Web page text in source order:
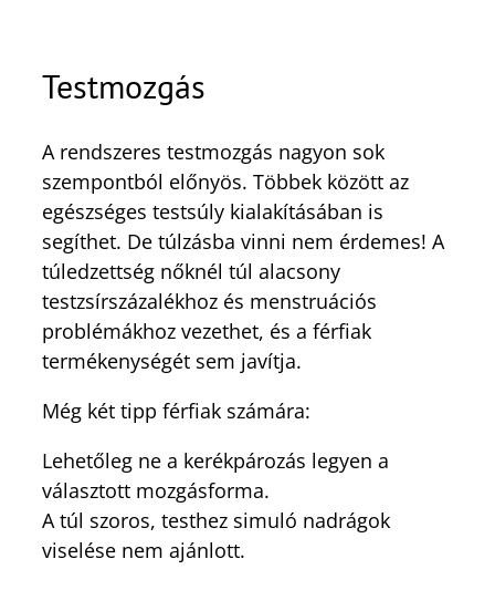
Testmozgás
A rendszeres testmozgás nagyon sok
szempontból előnyös. Többek között az
egészséges testsúly kialakításában is
segíthet. De túlzásba vinni nem érdemes! A
túledzettség nőknél túl alacsony
testzsírszázalékhoz és menstruációs
problémákhoz vezethet, és a férfiak
termékenységét sem javítja.
Még két tipp férfiak számára:
Lehetőleg ne a kerékpározás legyen a
választott mozgásforma.
A túl szoros, testhez simuló nadrágok
viselése nem ajánlott.